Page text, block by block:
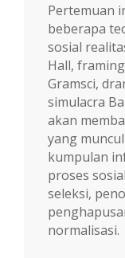
Pertemuan
beberapa
sosial
Hall,
Gramsci,
simulacra
akan
yang
kumpulan
proses
seleksi,
normalisasi.